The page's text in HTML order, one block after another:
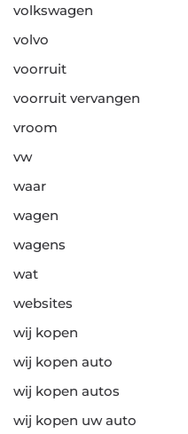
volkswagen
volvo
voorruit
voorruit vervangen
vroom
vw
waar
wagen
wagens
wat
websites
wij kopen
wij kopen auto
wij kopen autos
wij kopen uw auto